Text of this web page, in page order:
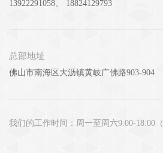
13922291058、 18824129793
总部地址
佛山市南海区大沥镇黄岐广佛路903-904
我们的工作时间：周一至周六9:00-18:00